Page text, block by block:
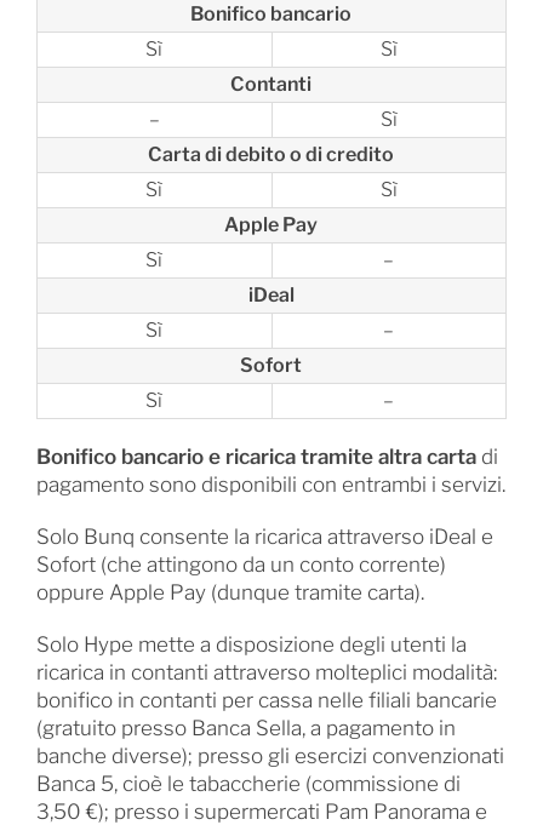
Bonifico bancario
Sì
Sì
Contanti
–
Sì
Carta di debito o di credito
Sì
Sì
Apple Pay
Sì
–
iDeal
Sì
–
Sofort
Sì
–
Bonifico bancario e ricarica tramite altra cartadi
pagamento sono disponibili con entrambi i servizi.
Solo Bunq consente la ricarica attraverso iDeal e
Sofort (che attingono da un conto corrente)
oppure Apple Pay (dunque tramite carta).
Solo Hype mette a disposizione degli utenti la
ricarica in contanti attraverso molteplici modalità:
bonifico in contanti per cassa nelle filiali bancarie
(gratuito presso Banca Sella, a pagamento in
banche diverse); presso gli esercizi convenzionati
Banca 5, cioè le tabaccherie (commissione di
3,50 €); presso i supermercati Pam Panorama e